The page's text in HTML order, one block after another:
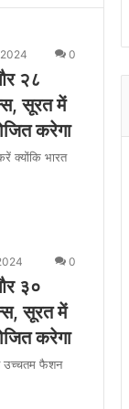
0
२८
सूरत में
करेगा
क्योंकि भारत
0
३०
सूरत में
करेगा
उच्चतम फैशन